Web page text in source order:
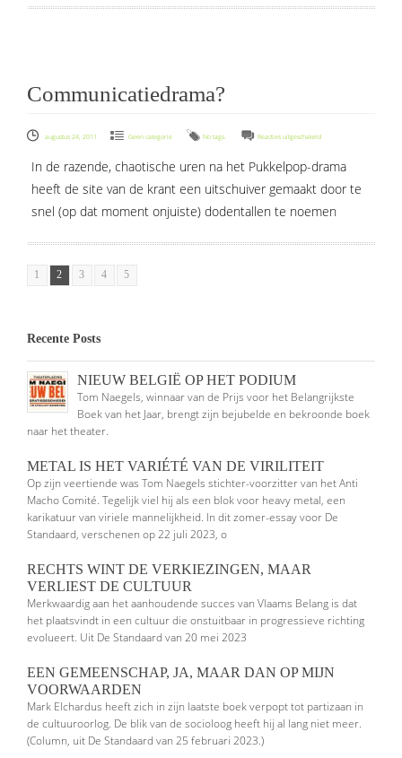
Communicatiedrama?
augustus 24, 2011 Geen categorie No tags. Reacties uitgeschakeldvoor
In de razende, chaotische uren na het Pukkelpop-drama
heeft de site van de krant een uitschuiver gemaakt door te
snel (op dat moment onjuiste) dodentallen te noemen
1 2 3 4 5
Recente Posts
NIEUW BELGIË OP HET PODIUM
Tom Naegels, winnaar van de Prijs voor het Belangrijkste
Boek van het Jaar, brengt zijn bejubelde en bekroonde boek
naar het theater.
METAL IS HET VARIÉTÉ VAN DE VIRILITEIT
Op zijn veertiende was Tom Naegels stichter-voorzitter van het Anti
Macho Comité. Tegelijk viel hij als een blok voor heavy metal, een
karikatuur van viriele mannelijkheid. In dit zomer-essay voor De
Standaard, verschenen op 22 juli 2023, o
RECHTS WINT DE VERKIEZINGEN, MAAR
VERLIEST DE CULTUUR
Merkwaardig aan het aanhoudende succes van Vlaams Belang is dat
het plaatsvindt in een cultuur die onstuitbaar in progressieve richting
evolueert. Uit De Standaard van 20 mei 2023
EEN GEMEENSCHAP, JA, MAAR DAN OP MIJN
VOORWAARDEN
Mark Elchardus heeft zich in zijn laatste boek verpopt tot partizaan in
de cultuuroorlog. De blik van de socioloog heeft hij al lang niet meer.
(Column, uit De Standaard van 25 februari 2023.)